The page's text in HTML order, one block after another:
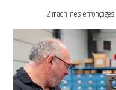
2 machines enfonçages